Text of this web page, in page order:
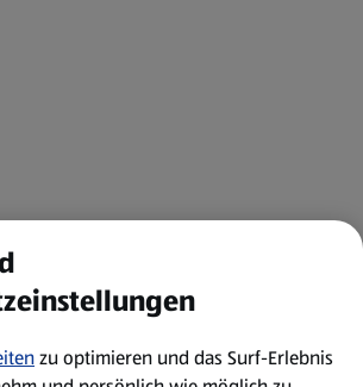
zu optimieren und das Surf-Erlebnis